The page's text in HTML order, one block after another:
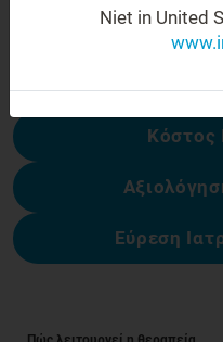
Αυτή η σελίδα δεν
Κόστος
Εύρεση
Niet in United